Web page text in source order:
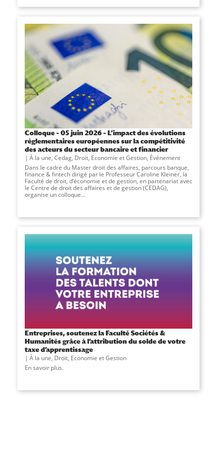
Colloque – 05 juin 2026 – L’impact des évolutions
réglementaires européennes sur la compétitivité
des acteurs du secteur bancaire et financier
À la une, Cedag, Droit, Economie et Gestion, Événement
Dans le cadre du Master droit des affaires, parcours banque,
finance & fintech dirigé par le Professeur Caroline Kleiner, la
Faculté de droit, d’économie et de gestion, en partenariat avec
le Centre de droit des affaires et de gestion (CEDAG),
organise un colloque...
Entreprises, soutenez la Faculté Sociétés &
Humanités grâce à l’attribution du solde de votre
taxe d’apprentissage
À la une, Droit, Economie et Gestion
En savoir plus.